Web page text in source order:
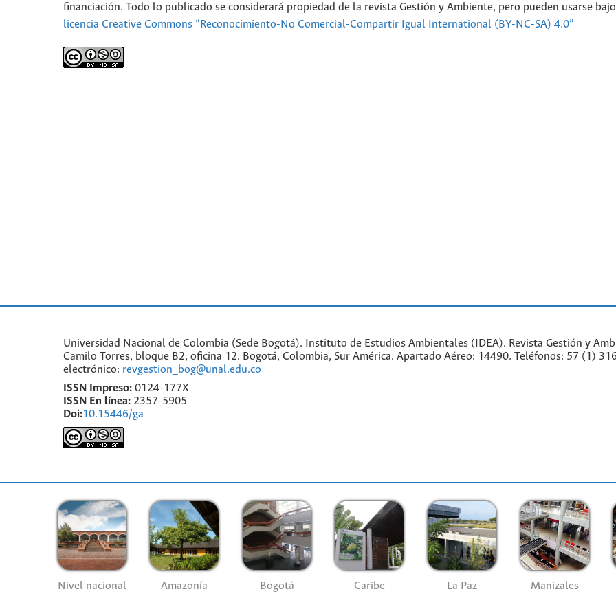
financiación. Todo lo publicado se considerará propiedad de la revista Gestión y Ambiente, pero pueden usarse
licencia Creative Commons “Reconocimiento-No Comercial-Compartir Igual International (BY-NC-SA) 4.0”
Universidad Nacional de Colombia (Sede Bogotá). Instituto de Estudios Ambientales (IDEA). Revista Gestión y
Camilo Torres, bloque B2, oficina 12. Bogotá, Colombia, Sur América. Apartado Aéreo: 14490. Teléfonos: 57 (1)
electrónico: revgestion_bog@unal.edu.co
ISSN Impreso: 0124-177X
ISSN En línea: 2357-5905
Doi:10.15446/ga
Nivel nacional Amazonía Bogotá Caribe La Paz Manizales